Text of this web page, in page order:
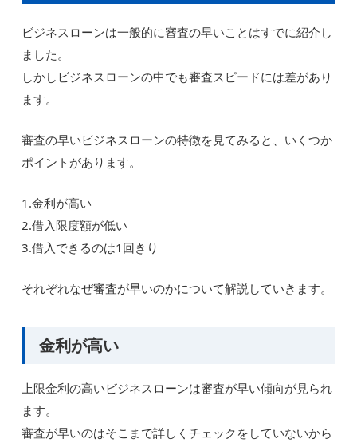
ビジネスローンは一般的に審査の早いことはすでに紹介し
ました。
しかしビジネスローンの中でも審査スピードには差があり
ます。
審査の早いビジネスローンの特徴を見てみると、いくつか
ポイントがあります。
1.金利が高い
2.借入限度額が低い
3.借入できるのは1回きり
それぞれなぜ審査が早いのかについて解説していきます。
金利が高い
上限金利の高いビジネスローンは審査が早い傾向が見られ
ます。
審査が早いのはそこまで詳しくチェックをしていないから